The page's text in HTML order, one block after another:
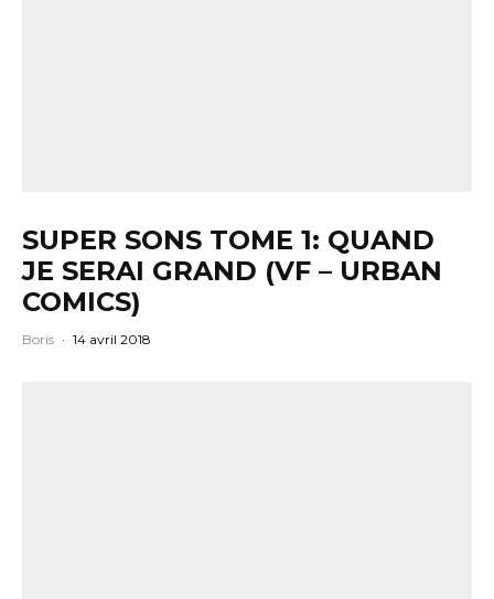
SUPER SONS TOME 1: QUAND
JE SERAI GRAND (VF – URBAN
COMICS)
Boris · 14 avril 2018